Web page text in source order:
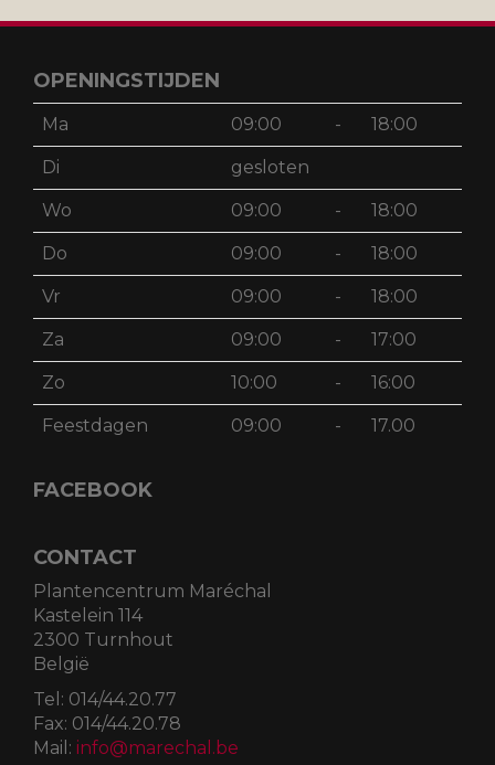
OPENINGSTIJDEN
Ma 09:00 - 18:00
Di gesloten
Wo 09:00 - 18:00
Do 09:00 - 18:00
Vr 09:00 - 18:00
Za 09:00 - 17:00
Zo 10:00 - 16:00
Feestdagen 09:00 - 17.00
FACEBOOK
CONTACT
Plantencentrum Maréchal
Kastelein 114
2300 Turnhout
België
Tel: 014/44.20.77
Fax: 014/44.20.78
Mail: info@marechal.be